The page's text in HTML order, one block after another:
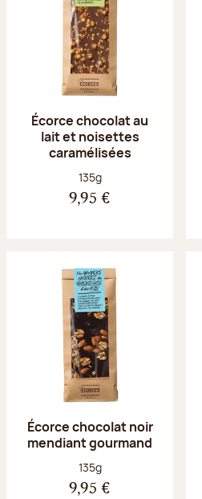
Écorce chocolat au
lait et noisettes
caramélisées
Poids net :
135g
9,95 €
Écorce chocolat noir
mendiant gourmand
Poids net :
135g
9,95 €